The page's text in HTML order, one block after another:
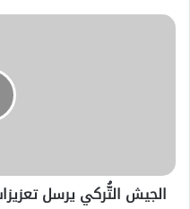
الجيش التُّركي يرسل